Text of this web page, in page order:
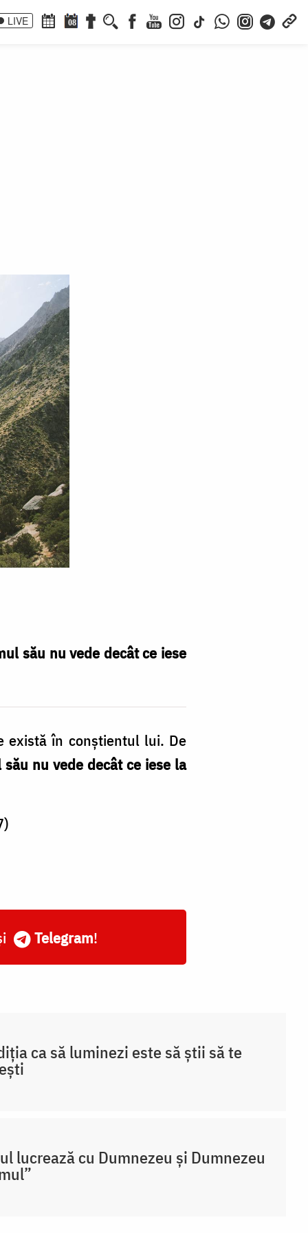
LIVE 08
său nu vede decât ce iese
există în conştientul lui. De
nu vede decât ce iese la
Telegram!
ca să luminezi este să știi să te
lucrează cu Dumnezeu și Dumnezeu